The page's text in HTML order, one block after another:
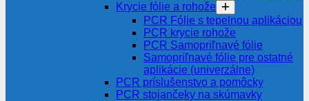
Krycie fólie a rohože
PCR Fólie s tepelnou aplikáciou
PCR krycie rohože
PCR Samopriľnavé fólie
Samopriľnavé fólie pre ostatné
aplikácie (univerzálne)
PCR príslušenstvo a pomôcky
PCR stojančeky na skúmavky